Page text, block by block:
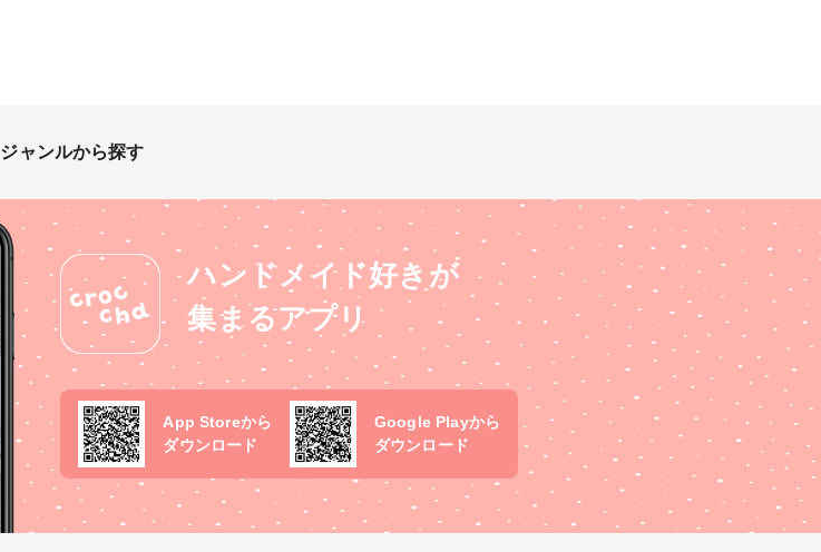
ジャンルから探す
ハンドメイド好きが
集まるアプリ
App Storeから
ダウンロード
Google Playから
ダウンロード